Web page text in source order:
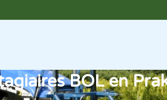
BOL en